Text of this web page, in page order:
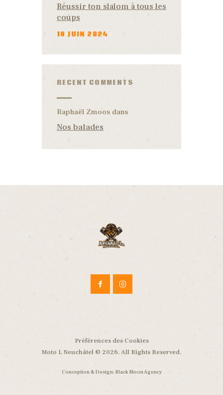
Réussir ton slalom à tous les
coups
18 JUIN 2024
RECENT COMMENTS
Raphaël Zmoos dans
Nos balades
Préférences des Cookies
Moto L Neuchâtel © 2026. All Rights Reserved.
Conception & Design: Black Moon Agency